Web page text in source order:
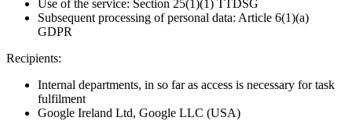
Use of the service: Section 25(1)(1) TTDSG
Subsequent processing of personal data: Article 6(1)(a)
GDPR
Recipients:
Internal departments, in so far as access is necessary for task
fulfilment
Google Ireland Ltd, Google LLC (USA)